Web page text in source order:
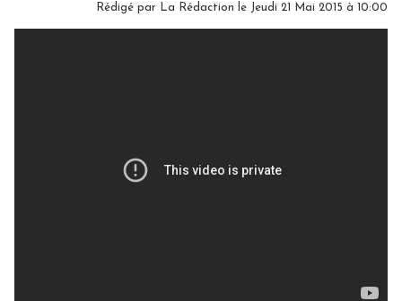
Rédigé par La Rédaction le Jeudi 21 Mai 2015 à 10:00